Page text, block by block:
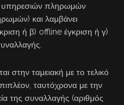
υπηρεσιών πληρωμών
και λαμβάνει
ή β) offline έγκριση ή γ)
στην ταμειακή με το τελικό
ταυτόχρονα με την
της συναλλαγής (αριθμός